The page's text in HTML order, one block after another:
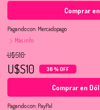
Comprar
Pagando con: Mercadopago
Más info
U$S16
U$S10 38 % OFF
Comprar en
Pagando con: PayPal